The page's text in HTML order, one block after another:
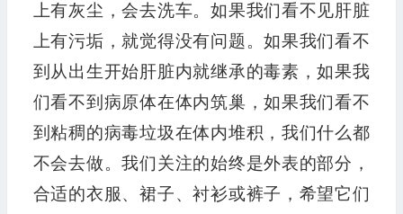
上有灰尘，会去洗车。如果我们看不见肝脏
上有污垢，就觉得没有问题。如果我们看不
到从出生开始肝脏内就继承的毒素，如果我
们看不到病原体在体内筑巢，如果我们看不
到粘稠的病毒垃圾在体内堆积，我们什么都
不会去做。我们关注的始终是外表的部分，
合适的衣服、裙子、衬衫或裤子，希望它们